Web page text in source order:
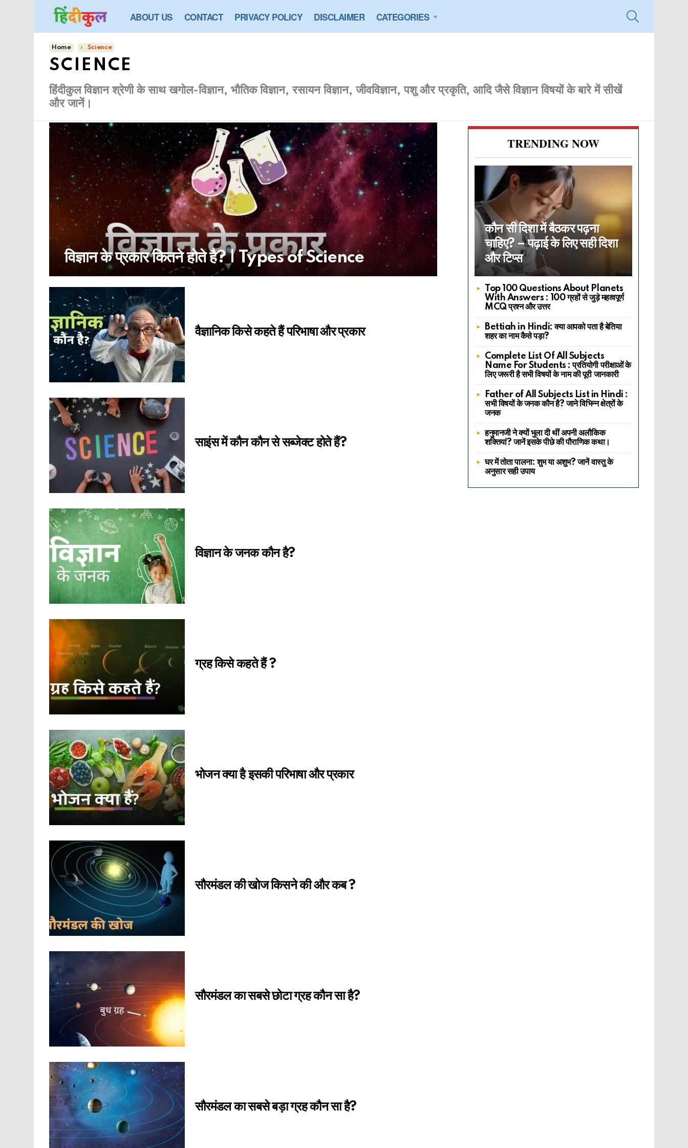
ABOUT US CONTACT PRIVACY POLICY DISCLAIMER CATEGORIES
You are here:
Home Science
SCIENCE
हिंदीकुल विज्ञान श्रेणी के साथ खगोल-विज्ञान, भौतिक विज्ञान, रसायन विज्ञान, जीवविज्ञान, पशु और प्रकृति, आदि जैसे विज्ञान विषयों के बारे में सीखें
और जानें।
फीचर्ड
आर्टिकल्स
विज्ञान के प्रकार कितने होते है? | Types of Science
आर्टिकल्स
जो
नए
हैं:
वैज्ञानिक किसे कहते हैं परिभाषा और प्रकार
साइंस में कौन कौन से सब्जेक्ट होते हैं?
विज्ञान के जनक कौन है?
ग्रह किसे कहते हैं ?
भोजन क्या है इसकी परिभाषा और प्रकार
सौरमंडल की खोज किसने की और कब ?
सौरमंडल का सबसे छोटा ग्रह कौन सा है?
सौरमंडल का सबसे बड़ा ग्रह कौन सा है?
TRENDING NOW
कौन सी दिशा में बैठकर पढ़ना
चाहिए? – पढ़ाई के लिए सही दिशा
और टिप्स
Top 100 Questions About Planets
With Answers : 100 ग्रहों से जुड़े महत्वपूर्ण
MCQ प्रश्न और उत्तर
Bettiah in Hindi: क्या आपको पता है बेतिया
शहर का नाम कैसे पड़ा?
Complete List Of All Subjects
Name For Students : प्रतियोगी परीक्षाओं के
लिए जरूरी है सभी विषयों के नाम की पूरी जानकारी
Father of All Subjects List in Hindi :
सभी विषयों के जनक कौन है? जाने विभिन्न क्षेत्रों के
जनक
हनुमानजी ने क्यों भुला दी थीं अपनी अलौकिक
शक्तियां? जानें इसके पीछे की पौराणिक कथा।
घर में तोता पालना: शुभ या अशुभ? जानें वास्तु के
अनुसार सही उपाय